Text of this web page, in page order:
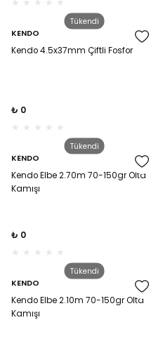
Tükendi
KENDO
Kendo 4.5x37mm Çiftli Fosfor
₺ 0
Tükendi
KENDO
Kendo Elbe 2.70m 70-150gr Olta
Kamışı
₺ 0
Tükendi
KENDO
Kendo Elbe 2.10m 70-150gr Olta
Kamışı